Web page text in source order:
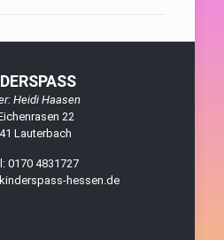
Heidi Haasen
22
Lauterbach
0170 4831727
hessen.de